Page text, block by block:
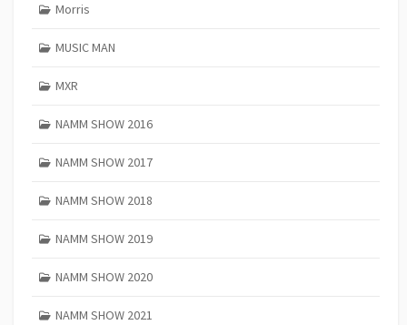
Morris
MUSIC MAN
MXR
NAMM SHOW 2016
NAMM SHOW 2017
NAMM SHOW 2018
NAMM SHOW 2019
NAMM SHOW 2020
NAMM SHOW 2021